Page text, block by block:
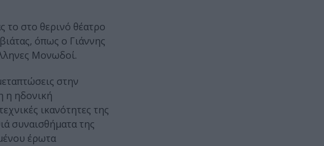
το στο θερινό θέατρο
όπως ο Γιάννης
Μονωδοί.
στην
η ηδονική
ικανότητες της
συναισθήματα της
έρωτα